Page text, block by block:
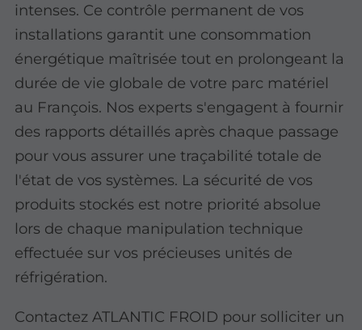
intenses. Ce contrôle permanent de vos
installations garantit une consommation
énergétique maîtrisée tout en prolongeant la
durée de vie globale de votre parc matériel
au François. Nos experts s'engagent à fournir
des rapports détaillés après chaque passage
pour vous assurer une traçabilité totale de
l'état de vos systèmes. La sécurité de vos
produits stockés est notre priorité absolue
lors de chaque manipulation technique
effectuée sur vos précieuses unités de
réfrigération.
Contactez ATLANTIC FROID pour solliciter un